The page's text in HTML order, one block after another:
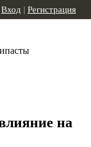
Вход | Регистрация
на